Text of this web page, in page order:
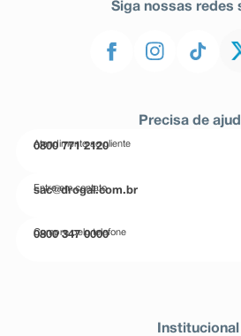
Siga nossas redes
Precisa de
Atendimento ao cliente
0800 771 2120
Entre em contato
sac@drogal.com.br
Compre pelo telefone
0800 347 0000
Institucional